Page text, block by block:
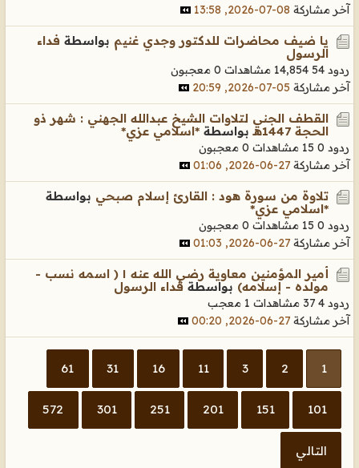
آخر مشاركة 08-07-2026, 13:58
يا ضيف محاضرات للدكتور وجدي غنيم بواسطة فداء
الرسول
ردود 54 14,854 مشاهدات
0 معجبون
آخر مشاركة 05-07-2026, 20:59
القطف الجني لتلاوات الشيخ عبدالله الجهني : شهر ذو
الحجة 1447هـ
بواسطة *اسلامي عزي*
ردود 0 15 مشاهدات
0 معجبون
آخر مشاركة 27-06-2026, 01:06
تلاوة من سورة هود : القارئ إسلام صبحي بواسطة
*اسلامي عزي*
ردود 0 15 مشاهدات
0 معجبون
آخر مشاركة 27-06-2026, 01:03
أمير المؤمنين معاوية رضي الله عنه ١ ( اسمه نسب -
مولده - إسلامه) بواسطة فداء الرسول
ردود 4 37 مشاهدات
1 معجب
آخر مشاركة 27-06-2026, 00:20
1
2
3
11
16
31
61
101
151
201
251
301
572
التالي